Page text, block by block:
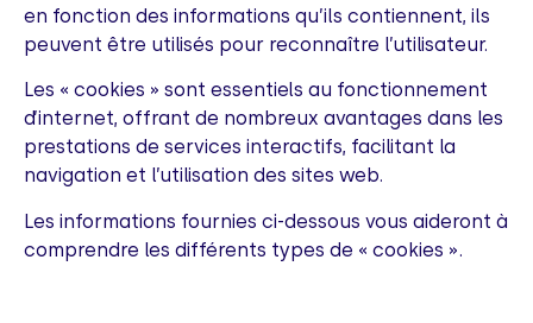
en fonction des informations qu’ils contiennent, ils
peuvent être utilisés pour reconnaître l’utilisateur.
Les « cookies » sont essentiels au fonctionnement
d’internet, offrant de nombreux avantages dans les
prestations de services interactifs, facilitant la
navigation et l’utilisation des sites web.
Les informations fournies ci-dessous vous aideront à
comprendre les différents types de « cookies ».